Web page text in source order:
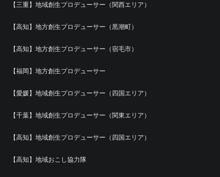
【三重】地域創生プロデューサー（関西エリア）
【高知】地方創生プロデューサー（黒潮町）
【高知】地方創生プロデューサー（宿毛市）
【福岡】地方創生プロデューサー
【愛媛】地域創生プロデューサー（四国エリア）
【千葉】地域創生プロデューサー（関東エリア）
【高知】地域創生プロデューサー（四国エリア）
【高知】地域おこし協力隊